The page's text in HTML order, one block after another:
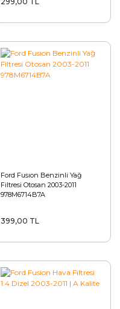
Ford Fusıon Benzinli Yağ
Filtresi Otosan 2003-2011
978M6714B7A
399,00 TL